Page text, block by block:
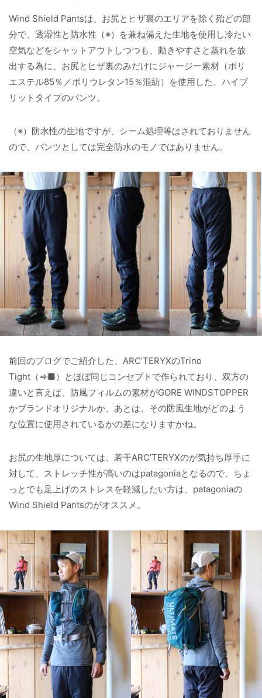
Wind Shield Pantsは、お尻とヒザ裏のエリアを除く殆どの部
分で、透湿性と防水性（※）を兼ね備えた生地を使用し冷たい
空気などをシャットアウトしつつも、動きやすさと蒸れを放
出する為に、お尻とヒザ裏のみだけにジャージー素材（ポリ
エステル85％／ポリウレタン15％混紡）を使用した、ハイブ
リットタイプのパンツ。
（※）防水性の生地ですが、シーム処理等はされておりません
ので、パンツとしては完全防水のモノではありません。
前回のブログでご紹介した、ARC’TERYXのTrino
Tight（⇒■）とほぼ同じコンセプトで作られており、双方の
違いと言えば、防風フィルムの素材がGORE WINDSTOPPER
かブランドオリジナルか、あとは、その防風生地がどのよう
な位置に使用されているかの差になりますかね。
お尻の生地厚については、若干ARC’TERYXのが気持ち厚手に
対して、ストレッチ性が高いのはpatagoniaとなるので、ちょ
っとでも足上げのストレスを軽減したい方は、patagoniaの
Wind Shield Pantsのがオススメ。